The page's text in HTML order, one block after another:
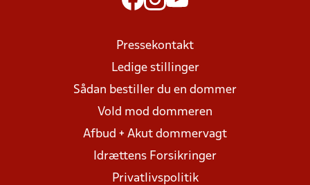
Pressekontakt
Ledige stillinger
Sådan bestiller du en dommer
Vold mod dommeren
Afbud + Akut dommervagt
Idrættens Forsikringer
Privatlivspolitik